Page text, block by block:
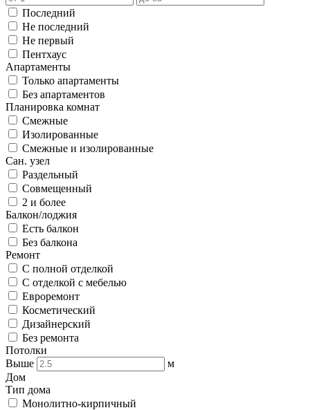
Последний
Не последний
Не первый
Пентхаус
Апартаменты
Только апартаменты
Без апартаментов
Планировка комнат
Смежные
Изолированные
Смежные и изолированные
Сан. узел
Раздельный
Совмещенный
2 и более
Балкон/лоджия
Есть балкон
Без балкона
Ремонт
С полной отделкой
С отделкой с мебелью
Евроремонт
Косметический
Дизайнерский
Без ремонта
Потолки
Выше
м
Дом
Тип дома
Монолитно-кирпичный